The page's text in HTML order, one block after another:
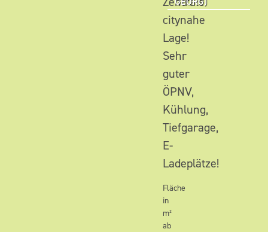
citynahe
Lage!
Sehr
guter
ÖPNV,
Kühlung,
Tiefgarage,
E-
Ladeplätze!
Fläche
in
m²
ab